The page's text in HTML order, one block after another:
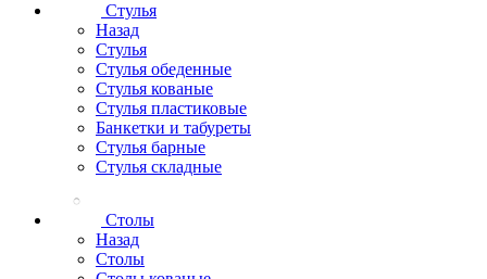
Стулья
Назад
Стулья
Стулья обеденные
Стулья кованые
Стулья пластиковые
Банкетки и табуреты
Стулья барные
Стулья складные
Столы
Назад
Столы